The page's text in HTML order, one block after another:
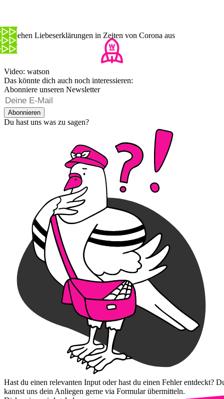
So sehen Liebeserklärungen in Zeiten von Corona aus
Video: watson
Das könnte dich auch noch interessieren:
Abonniere unseren Newsletter
Abonnieren
Du hast uns was zu sagen?
Hast du einen relevanten Input oder hast du einen Fehler entdeckt?
kannst uns dein Anliegen gerne via Formular übermitteln.